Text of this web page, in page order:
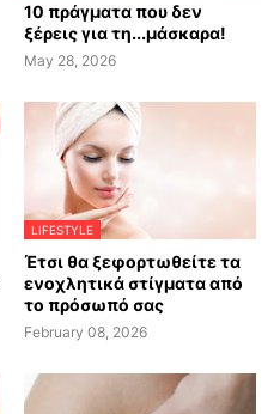
10 πράγματα που δεν
ξέρεις για τη...μάσκαρα!
May 28, 2026
LIFESTYLE
Έτσι θα ξεφορτωθείτε τα
ενοχλητικά στίγματα από
το πρόσωπό σας
February 08, 2026